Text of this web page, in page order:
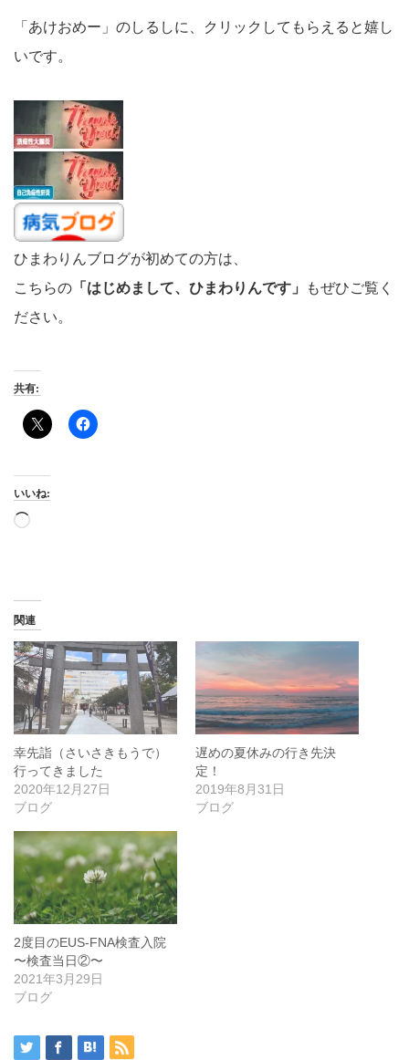
「あけおめー」のしるしに、クリックしてもらえると嬉し
いです。
ひまわりんブログが初めての方は、
こちらの 「はじめまして、ひまわりんです」
もぜひご覧く
ださい。
共有:
いいね:
読
関連
幸先詣（さいさきもうで）
行ってきました
2020年12月27日
ブログ
遅めの夏休みの行き先決
定！
2019年8月31日
ブログ
2度目のEUS-FNA検査入院
〜検査当日②〜
2021年3月29日
ブログ